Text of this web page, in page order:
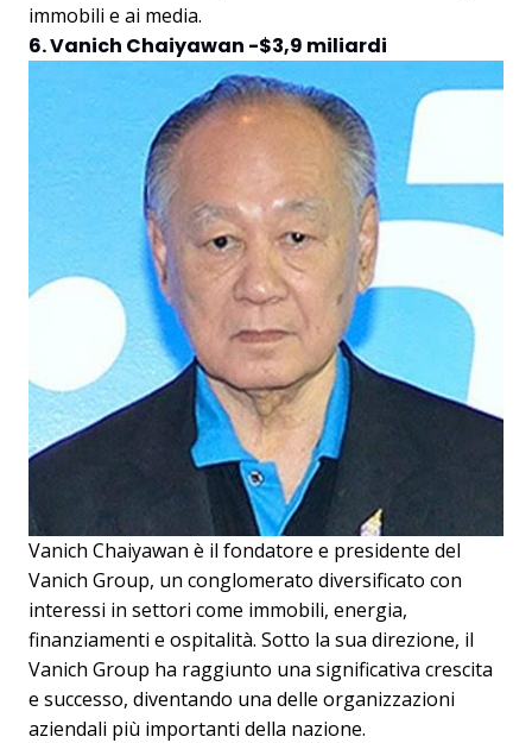
immobili e ai media.
6. Vanich Chaiyawan -$3,9 miliardi
Vanich Chaiyawan è il fondatore e presidente del
Vanich Group, un conglomerato diversificato con
interessi in settori come immobili, energia,
finanziamenti e ospitalità. Sotto la sua direzione, il
Vanich Group ha raggiunto una significativa crescita
e successo, diventando una delle organizzazioni
aziendali più importanti della nazione.